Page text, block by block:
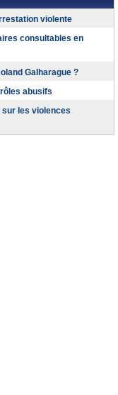
violente
consultables en
Galharague ?
abusifs
sur les violences